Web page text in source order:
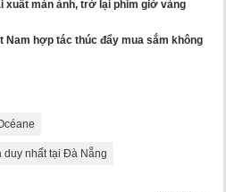
xuất màn ảnh, trở lại phim giờ vàng
Nam hợp tác thúc đẩy mua sắm không
duy nhất tại Đà Nẵng